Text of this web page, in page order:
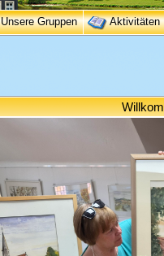
Unsere Gruppen Aktivitäten